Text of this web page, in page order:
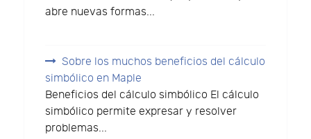
abre nuevas formas...
Sobre los muchos beneficios del cálculo
simbólico en Maple
Beneficios del cálculo simbólico El cálculo
simbólico permite expresar y resolver
problemas...